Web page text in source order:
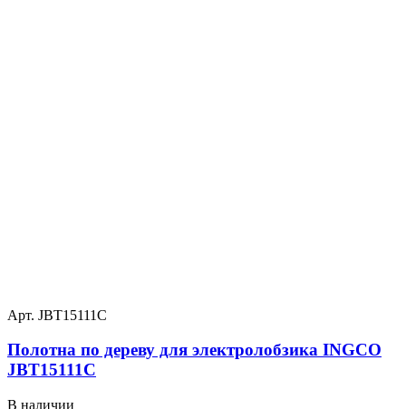
Арт. JBT15111C
Полотна по дереву для электролобзика INGCO
JBT15111C
В наличии